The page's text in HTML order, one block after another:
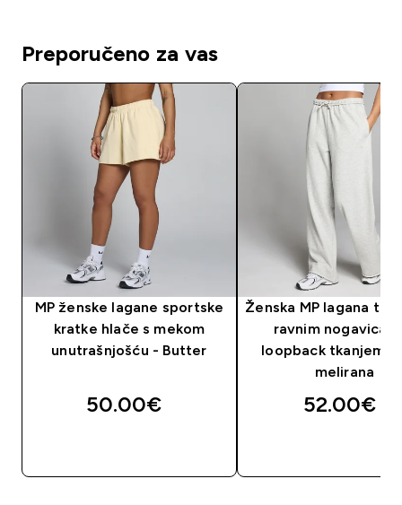
Preporučeno za vas
MP ženske lagane sportske
kratke hlače s mekom
unutrašnjošću - Butter
50.00€‎
Ženska MP lagana
ravnim
loopback tkanjem -
melirana
52.00€‎